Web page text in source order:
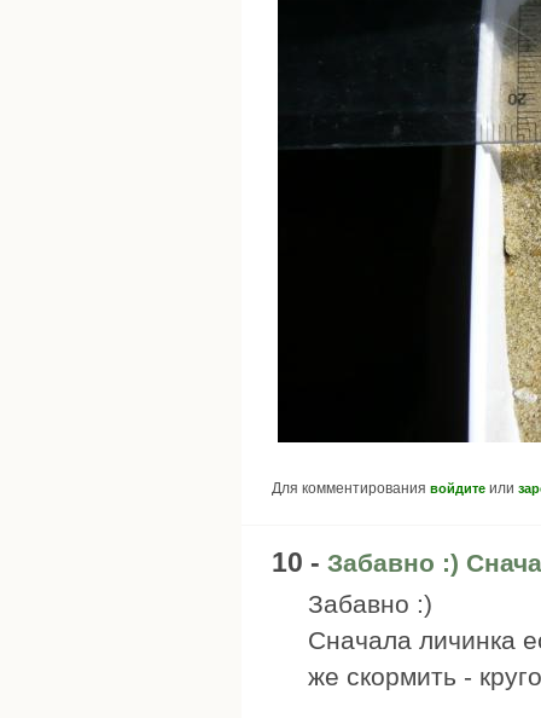
Для комментирования войдите или
10 - Забавно :)
Забавно :)
Сначала личинка
же скормить -